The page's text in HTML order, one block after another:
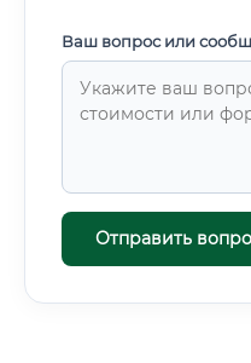
Ваш вопрос или
Отправить